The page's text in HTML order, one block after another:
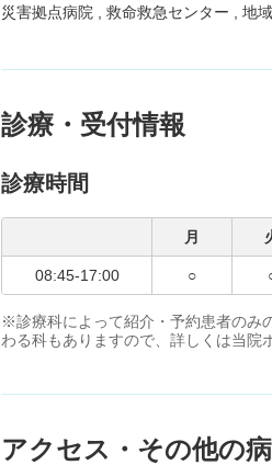
災害拠点病院 救命救急センター 地
診療・受付情報
診療時間
月
08:45-17:00 ○
※診療科によって紹介・予約患者のみ
わる科もありますので、詳しくは当
アクセス・その他の